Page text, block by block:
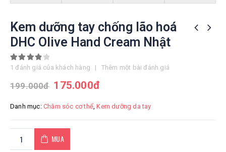
Kem dưỡng tay chống lão hoá
DHC Olive Hand Cream Nhật
4.00out of 5
1 đánh giá của khách hàng | Thêm một bài đánh giá
199.000đ 175.000đ
Danh mục: Chăm sóc cơ thể,Kem dưỡng da tay
MUA